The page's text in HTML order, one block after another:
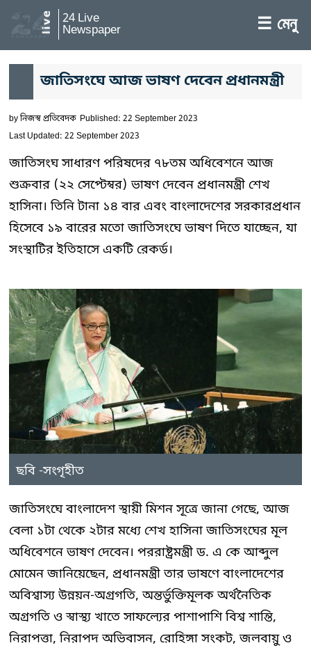
24 Live
Newspaper ☰ মেনু
জাতিসংঘে আজ ভাষণ দেবেন প্রধানমন্ত্রী
byনিজস্ব প্রতিবেদক Published: 22 September 2023
Last Updated: 22 September 2023
জাতিসংঘ সাধারণ পরিষদের ৭৮তম অধিবেশনে আজ
শুক্রবার (২২ সেপ্টেম্বর) ভাষণ দেবেন প্রধানমন্ত্রী শেখ
হাসিনা। তিনি টানা ১৪ বার এবং বাংলাদেশের সরকারপ্রধান
হিসেবে ১৯ বারের মতো জাতিসংঘে ভাষণ দিতে যাচ্ছেন, যা
সংস্থাটির ইতিহাসে একটি রেকর্ড।
ছবি -সংগৃহীত
জাতিসংঘে বাংলাদেশ স্থায়ী মিশন সূত্রে জানা গেছে, আজ
বেলা ১টা থেকে ২টার মধ্যে শেখ হাসিনা জাতিসংঘের মূল
অধিবেশনে ভাষণ দেবেন। পররাষ্ট্রমন্ত্রী ড. এ কে আব্দুল
মোমেন জানিয়েছেন, প্রধানমন্ত্রী তার ভাষণে বাংলাদেশের
অবিশ্বাস্য উন্নয়ন-অগ্রগতি, অন্তর্ভুক্তিমূলক অর্থনৈতিক
অগ্রগতি ও স্বাস্থ্য খাতে সাফল্যের পাশাপাশি বিশ্ব শান্তি,
নিরাপত্তা, নিরাপদ অভিবাসন, রোহিঙ্গা সংকট, জলবায়ু ও